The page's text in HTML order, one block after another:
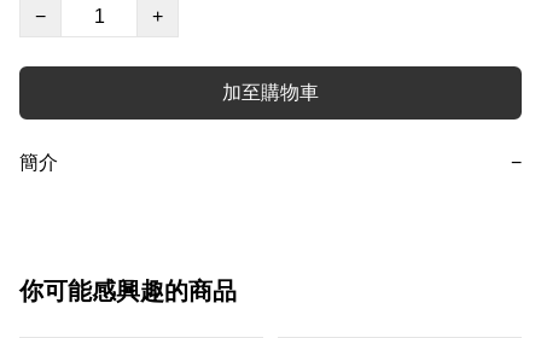
−
+
加至購物車
簡介 −
你可能感興趣的商品